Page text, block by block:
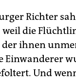
Richter
die
ihnen
Einwanderer
Und